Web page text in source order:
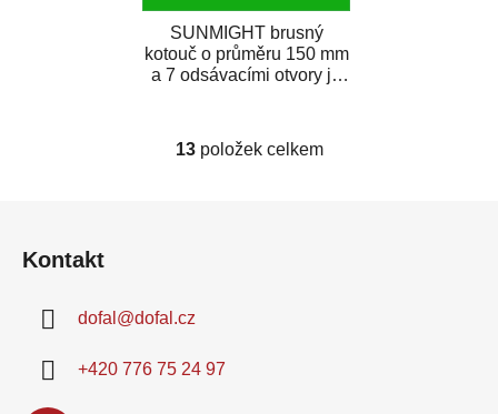
SUNMIGHT brusný
kotouč o průměru 150 mm
a 7 odsávacími otvory je
O
13položek celkem
Kontakt
dofal @dofal.cz
+420 776 75 24 97